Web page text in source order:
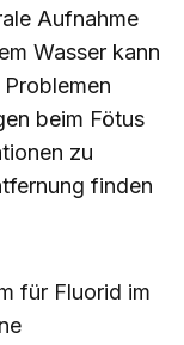
Aufnahme
Wasser kann
beim Fötus
zu
finden
für Fluorid im